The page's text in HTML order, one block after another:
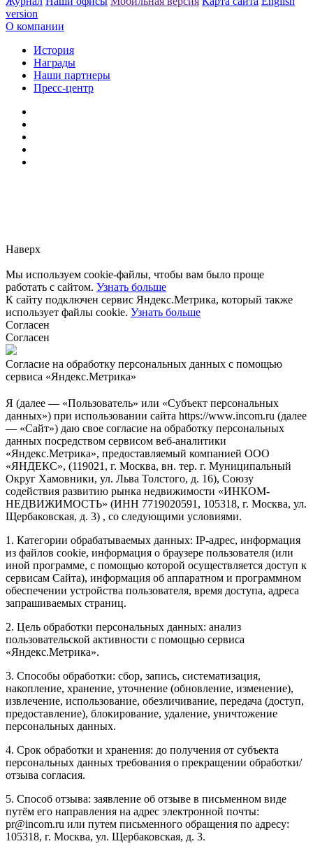
version
О компании
История
Награды
Наши партнеры
Пресс-центр
Наверх
Мы используем cookie-файлы, чтобы вам было проще
работать с сайтом. Узнать больше
К сайту подключен сервис Яндекс.Метрика, который также
использует файлы cookie. Узнать больше
Согласен
Согласен
Согласие на обработку персональных данных с помощью
сервиса «Яндекс.Метрика»
Я (далее — «Пользователь» или «Субъект персональных
данных») при использовании сайта https://www.incom.ru (далее
— «Сайт») даю свое согласие на обработку персональных
данных посредством сервисом веб-аналитики
«Яндекс.Метрика», предоставляемый компанией ООО
«ЯНДЕКС», (119021, г. Москва, вн. тер. г. Муниципальный
Округ Хамовники, ул. Льва Толстого, д. 16), Союзу
содействия развитию рынка недвижимости «ИНКОМ-
НЕДВИЖИМОСТЬ» (ИНН 7719020591, 105318, г. Москва, ул.
Щербаковская, д. 3) , со следующими условиями.
1. Категории обрабатываемых данных: IP-адрес, информация
из файлов cookie, информация о браузере пользователя (или
иной программе, с помощью которой осуществляется доступ к
сервисам Сайта), информация об аппаратном и программном
обеспечении устройства пользователя, время доступа, адреса
запрашиваемых страниц.
2. Цель обработки персональных данных: анализ
пользовательской активности с помощью сервиса
«Яндекс.Метрика».
3. Способы обработки: сбор, запись, систематизация,
накопление, хранение, уточнение (обновление, изменение),
извлечение, использование, обезличивание, передача (доступ,
предоставление), блокирование, удаление, уничтожение
персональных данных.
4. Срок обработки и хранения: до получения от субъекта
персональных данных требования о прекращении обработки/
отзыва согласия.
5. Способ отзыва: заявление об отзыве в письменном виде
путём его направления на адрес электронной почты:
pr@incom.ru или путем письменного обращения по адресу:
105318, г. Москва, ул. Щербаковская, д. 3.